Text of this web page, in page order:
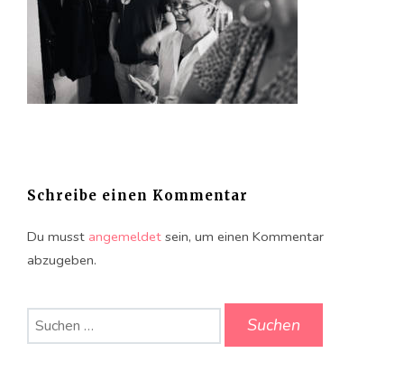
Schreibe einen Kommentar
Du musst angemeldet sein, um einen Kommentar
abzugeben.
Suchen
nach: